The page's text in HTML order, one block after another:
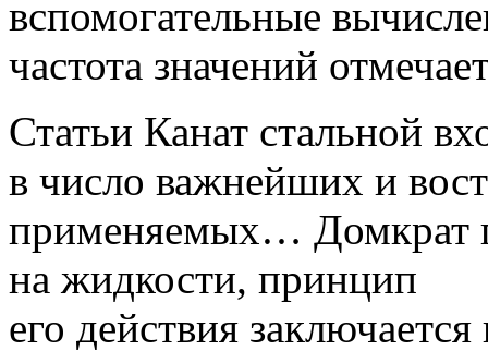
вспомогательные
частота значений
Статьи Канат стальной
в число важнейших и
применяемых… Домкрат
на жидкости, принцип
его действия